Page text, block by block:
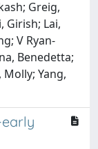
Greig,
Girish; Lai,
V Ryan-
Benedetta;
Yang,